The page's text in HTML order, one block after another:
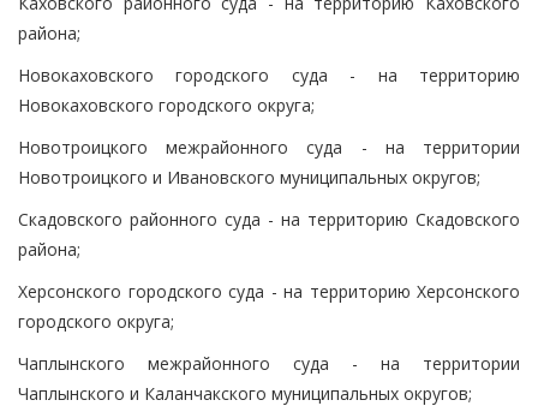
района;
Новокаховского городского суда - на территорию
Новокаховского городского округа;
Новотроицкого межрайонного суда - на территории
Новотроицкого и Ивановского муниципальных округов;
Скадовского районного суда - на территорию Скадовского
района;
Херсонского городского суда - на территорию Херсонского
городского округа;
Чаплынского межрайонного суда - на территории
Чаплынского и Каланчакского муниципальных округов;